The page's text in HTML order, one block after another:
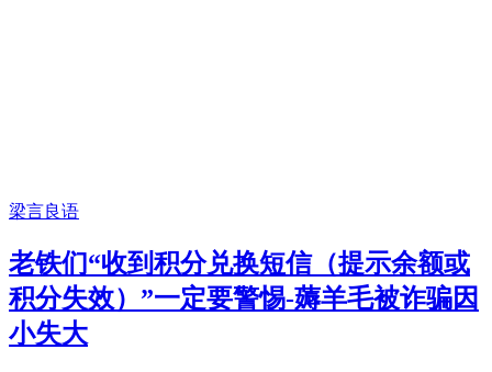
梁言良语
老铁们“收到积分兑换短信（提示余额或
积分失效）”一定要警惕-薅羊毛被诈骗因
小失大